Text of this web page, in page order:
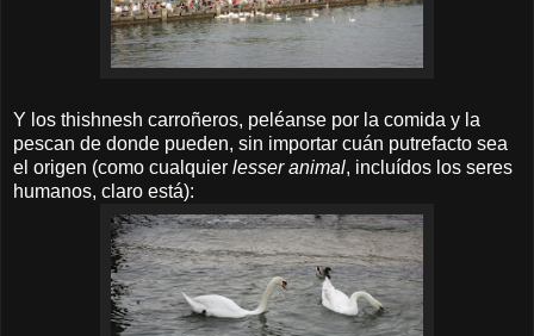
Y los thishnesh carroñeros, peléanse por la comida y la
pescan de donde pueden, sin importar cuán putrefacto sea
el origen (como cualquier lesser animal, incluídos los seres
humanos, claro está):